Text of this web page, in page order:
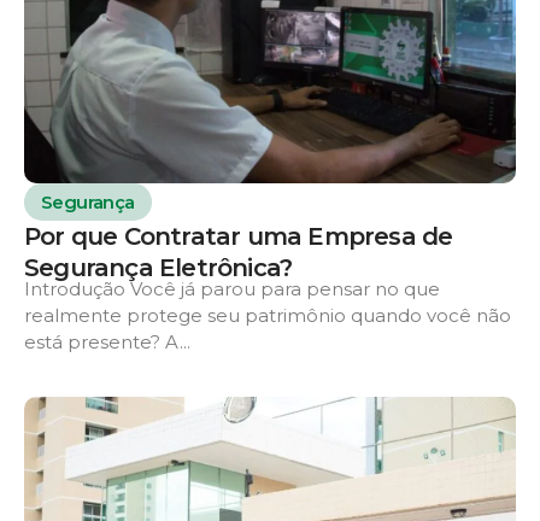
Segurança
Por que Contratar uma Empresa de
Segurança Eletrônica?
Introdução Você já parou para pensar no que
realmente protege seu patrimônio quando você não
está presente? A...